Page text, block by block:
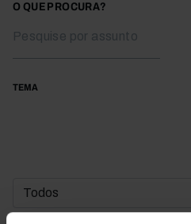
O QUE PROCURA?
TEMA